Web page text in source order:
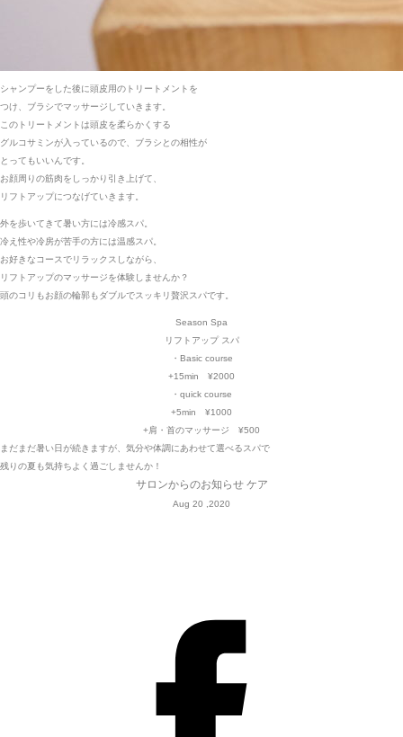
シャンプーをした後に頭皮用のトリートメントを
つけ、ブラシでマッサージしていきます。
このトリートメントは頭皮を柔らかくする
グルコサミンが入っているので、ブラシとの相性が
とってもいいんです。
お顔周りの筋肉をしっかり引き上げて、
リフトアップにつなげていきます。
外を歩いてきて暑い方には冷感スパ。
冷え性や冷房が苦手の方には温感スパ。
お好きなコースでリラックスしながら、
リフトアップのマッサージを体験しませんか？
頭のコリもお顔の輪郭もダブルでスッキリ贅沢スパです。
Season Spa
リフトアップ スパ
・Basic course
+15min ¥2000
・quick course
+5min ¥1000
+肩・首のマッサージ ¥500
まだまだ暑い日が続きますが、気分や体調にあわせて選べるスパで
残りの夏も気持ちよく過ごしませんか！
サロンからのお知らせ ケア
Aug 20 ,2020